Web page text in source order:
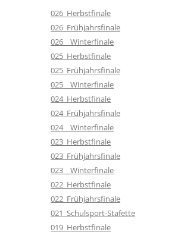
026_Herbstfinale
026_Frühjahrsfinale
026__Winterfinale
025_Herbstfinale
025_Frühjahrsfinale
025__Winterfinale
024_Herbstfinale
024_Frühjahrsfinale
024__Winterfinale
023_Herbstfinale
023_Frühjahrsfinale
023__Winterfinale
022_Herbstfinale
022_Frühjahrsfinale
021_Schulsport-Stafette
019_Herbstfinale